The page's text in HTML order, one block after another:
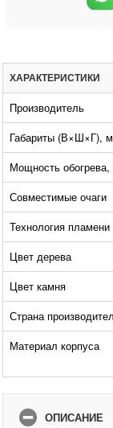
ХАРАКТЕРИСТИКИ
Производитель
Габариты (В×Ш×Г),
Мощность обогрева,
Совместимые очаги
Технология пламени
Цвет дерева
Цвет камня
Страна
Материал корпуса
ОПИСАНИЕ